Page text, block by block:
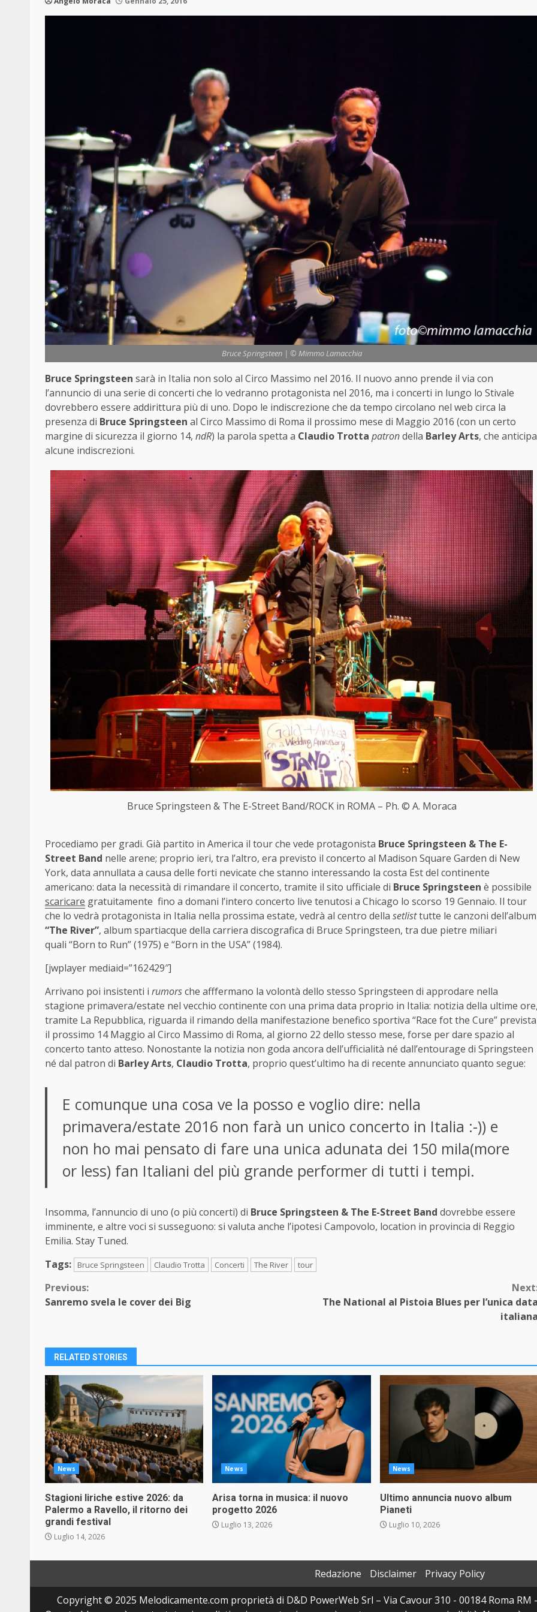
Bruce Springsteen | © Mimmo Lamacchia
Bruce Springsteen sarà in Italia non solo al Circo Massimo nel 2016. Il nuovo anno prende il via con
l’annuncio di una serie di concerti che lo vedranno protagonista nel 2016, ma i concerti in lungo lo Stivale
dovrebbero essere addirittura più di uno. Dopo le indiscrezione che da tempo circolano nel web circa la
presenza di Bruce Springsteen al Circo Massimo di Roma il prossimo mese di Maggio 2016 (con un certo
margine di sicurezza il giorno 14, ndR) la parola spetta a Claudio Trotta patrondella Barley Arts, che anticipa
alcune indiscrezioni.
Bruce Springsteen & The E-Street Band/ROCK in ROMA – Ph. © A. Moraca
Procediamo per gradi. Già partito in America il tour che vede protagonista Bruce Springsteen & The E-
Street Band nelle arene; proprio ieri, tra l’altro, era previsto il concerto al Madison Square Garden di New
York, data annullata a causa delle forti nevicate che stanno interessando la costa Est del continente
americano: data la necessità di rimandare il concerto, tramite il sito ufficiale di Bruce Springsteen è possibile
scaricare gratuitamente fino a domani l’intero concerto live tenutosi a Chicago lo scorso 19 Gennaio. Il tour
che lo vedrà protagonista in Italia nella prossima estate, vedrà al centro della setlisttutte le canzoni dell’album
“The River”, album spartiacque della carriera discografica di Bruce Springsteen, tra due pietre miliari
quali “Born to Run” (1975) e “Born in the USA” (1984).
[jwplayer mediaid=”162429″]
Arrivano poi insistenti i rumorsche afffermano la volontà dello stesso Springsteen di approdare nella
stagione primavera/estate nel vecchio continente con una prima data proprio in Italia: notizia della ultime
tramite La Repubblica, riguarda il rimando della manifestazione benefico sportiva “Race fot the Cure” prevista
il prossimo 14 Maggio al Circo Massimo di Roma, al giorno 22 dello stesso mese, forse per dare spazio al
concerto tanto atteso. Nonostante la notizia non goda ancora dell’ufficialità né dall’entourage di Springsteen
né dal patron di Barley Arts, Claudio Trotta, proprio quest’ultimo ha di recente annunciato quanto segue:
E comunque una cosa ve la posso e voglio dire: nella
primavera/estate 2016 non farà un unico concerto in Italia :-)) e
non ho mai pensato di fare una unica adunata dei 150 mila(more
or less) fan Italiani del più grande performer di tutti i tempi.
Insomma, l’annuncio di uno (o più concerti) di Bruce Springsteen & The E-Street Band dovrebbe essere
imminente, e altre voci si susseguono: si valuta anche l’ipotesi Campovolo, location in provincia di Reggio
Emilia. Stay Tuned.
Tags:
Bruce Springsteen Claudio Trotta Concerti The River tour
Continue
Previous:
Sanremo svela le cover dei Big
The National al Pistoia Blues per l’unica
RELATED STORIES
News
Stagioni liriche estive 2026: da
Palermo a Ravello, il ritorno dei
grandi festival
Luglio 14, 2026
News
Arisa torna in musica: il nuovo
progetto 2026
Luglio 13, 2026
News
Ultimo annuncia nuovo album
Pianeti
Luglio 10, 2026
Redazione Disclaimer
Privacy Policy
Copyright © 2025 Melodicamente.com proprietà di D&D PowerWeb Srl – Via Cavour 310 - 00184 Roma RM